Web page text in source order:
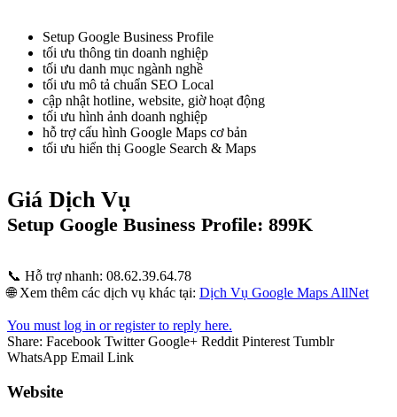
Setup Google Business Profile
tối ưu thông tin doanh nghiệp
tối ưu danh mục ngành nghề
tối ưu mô tả chuẩn SEO Local
cập nhật hotline, website, giờ hoạt động
tối ưu hình ảnh doanh nghiệp
hỗ trợ cấu hình Google Maps cơ bản
tối ưu hiển thị Google Search & Maps
Giá Dịch Vụ
Setup Google Business Profile: 899K
📞 Hỗ trợ nhanh: 08.62.39.64.78
🌐 Xem thêm các dịch vụ khác tại: Dịch Vụ Google Maps AllNet
You must log in or register to reply here.
Share: Facebook Twitter Google+ Reddit Pinterest Tumblr
WhatsApp Email Link
Website